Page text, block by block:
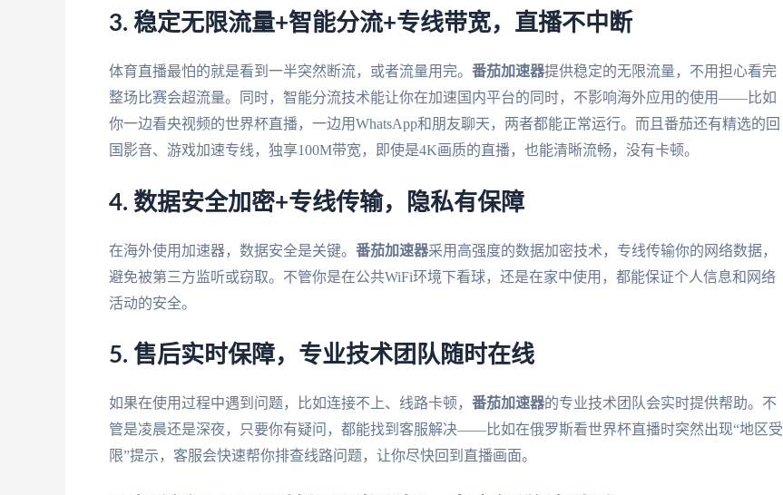
3. 稳定无限流量+智能分流+专线带宽，直播不中断
体育直播最怕的就是看到一半突然断流，或者流量用完。 番茄加速器提供稳定的无限流量，不用担心看完
整场比赛会超流量。同时，智能分流技术能让你在加速国内平台的同时，不影响海外应用的使用——比如
你一边看央视频的世界杯直播，一边用WhatsApp和朋友聊天，两者都能正常运行。而且番茄还有精选的回
国影音、游戏加速专线，独享100M带宽，即使是4K画质的直播，也能清晰流畅，没有卡顿。
4. 数据安全加密+专线传输，隐私有保障
在海外使用加速器，数据安全是关键。 番茄加速器采用高强度的数据加密技术，专线传输你的网络数据，
避免被第三方监听或窃取。不管你是在公共WiFi环境下看球，还是在家中使用，都能保证个人信息和网络
活动的安全。
5. 售后实时保障，专业技术团队随时在线
如果在使用过程中遇到问题，比如连接不上、线路卡顿， 番茄加速器的专业技术团队会实时提供帮助。不
管是凌晨还是深夜，只要你有疑问，都能找到客服解决——比如在俄罗斯看世界杯直播时突然出现“地区受
限”提示，客服会快速帮你排查线路问题，让你尽快回到直播画面。